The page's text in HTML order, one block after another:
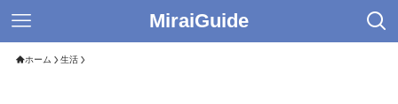
MiraiGuide
ホーム 生活